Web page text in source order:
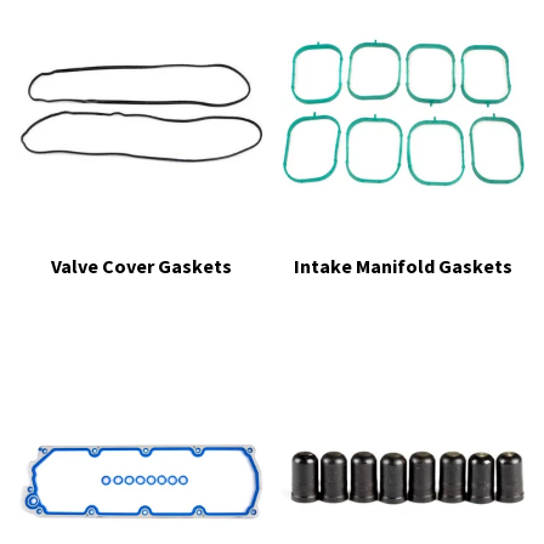
Valve Cover Gaskets Intake Manifold Gaskets